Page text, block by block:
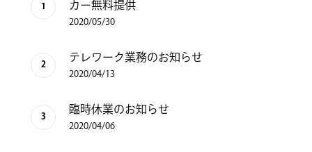
カー無料提供
2020/05/30
テレワーク業務のお知らせ
2020/04/13
臨時休業のお知らせ
2020/04/06